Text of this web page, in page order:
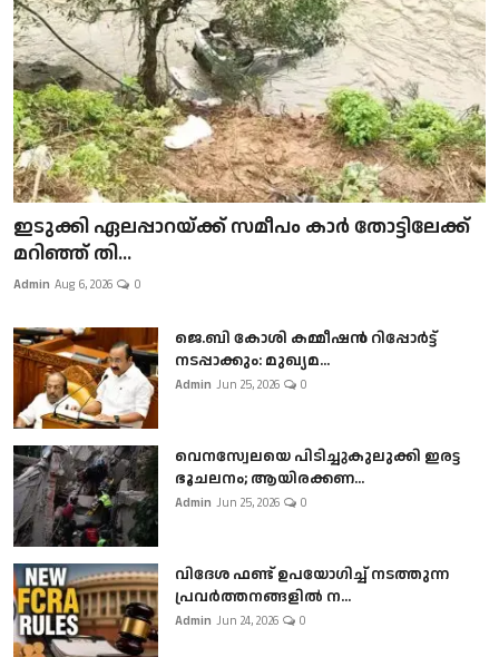
ഇടുക്കി ഏലപ്പാറയ്ക്ക് സമീപം കാർ തോട്ടിലേക്ക്
മറിഞ്ഞ് തി...
Admin Aug 6, 2026 0
ജെ.ബി കോശി കമ്മീഷൻ റിപ്പോർട്ട്
നടപ്പാക്കും: മുഖ്യമ...
Admin Jun 25, 2026 0
വെനസ്വേലയെ പിടിച്ചുകുലുക്കി ഇരട്ട
ഭൂചലനം; ആയിരക്കണ...
Admin Jun 25, 2026 0
വിദേശ ഫണ്ട് ഉപയോഗിച്ച് നടത്തുന്ന
പ്രവർത്തനങ്ങളിൽ ന...
Admin Jun 24, 2026 0